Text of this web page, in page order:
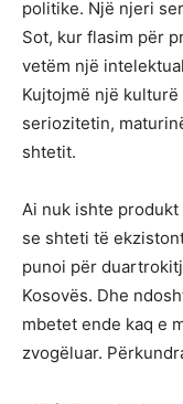
politike. Një njeri
Sot, kur flasim për
vetëm një
Kujtojmë një
seriozitetin,
shtetit.
Ai nuk ishte
se shteti të
punoi për
Kosovës. Dhe
mbetet ende kaq e
zvogëluar.